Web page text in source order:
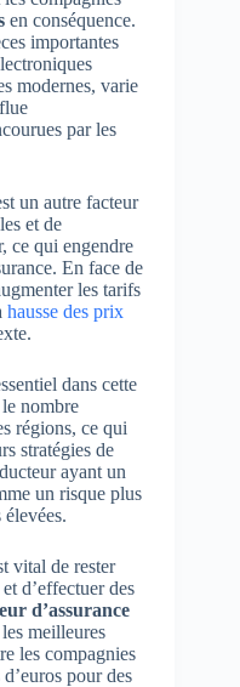
en conséquence.
importantes
modernes, varie
par les
un autre facteur
et de
ce qui engendre
En face de
les tarifs
hausse des prix
dans cette
nombre
régions, ce qui
stratégies de
ayant un
un risque plus
vital de rester
d’effectuer des
d’assurance
meilleures
les compagnies
pour des